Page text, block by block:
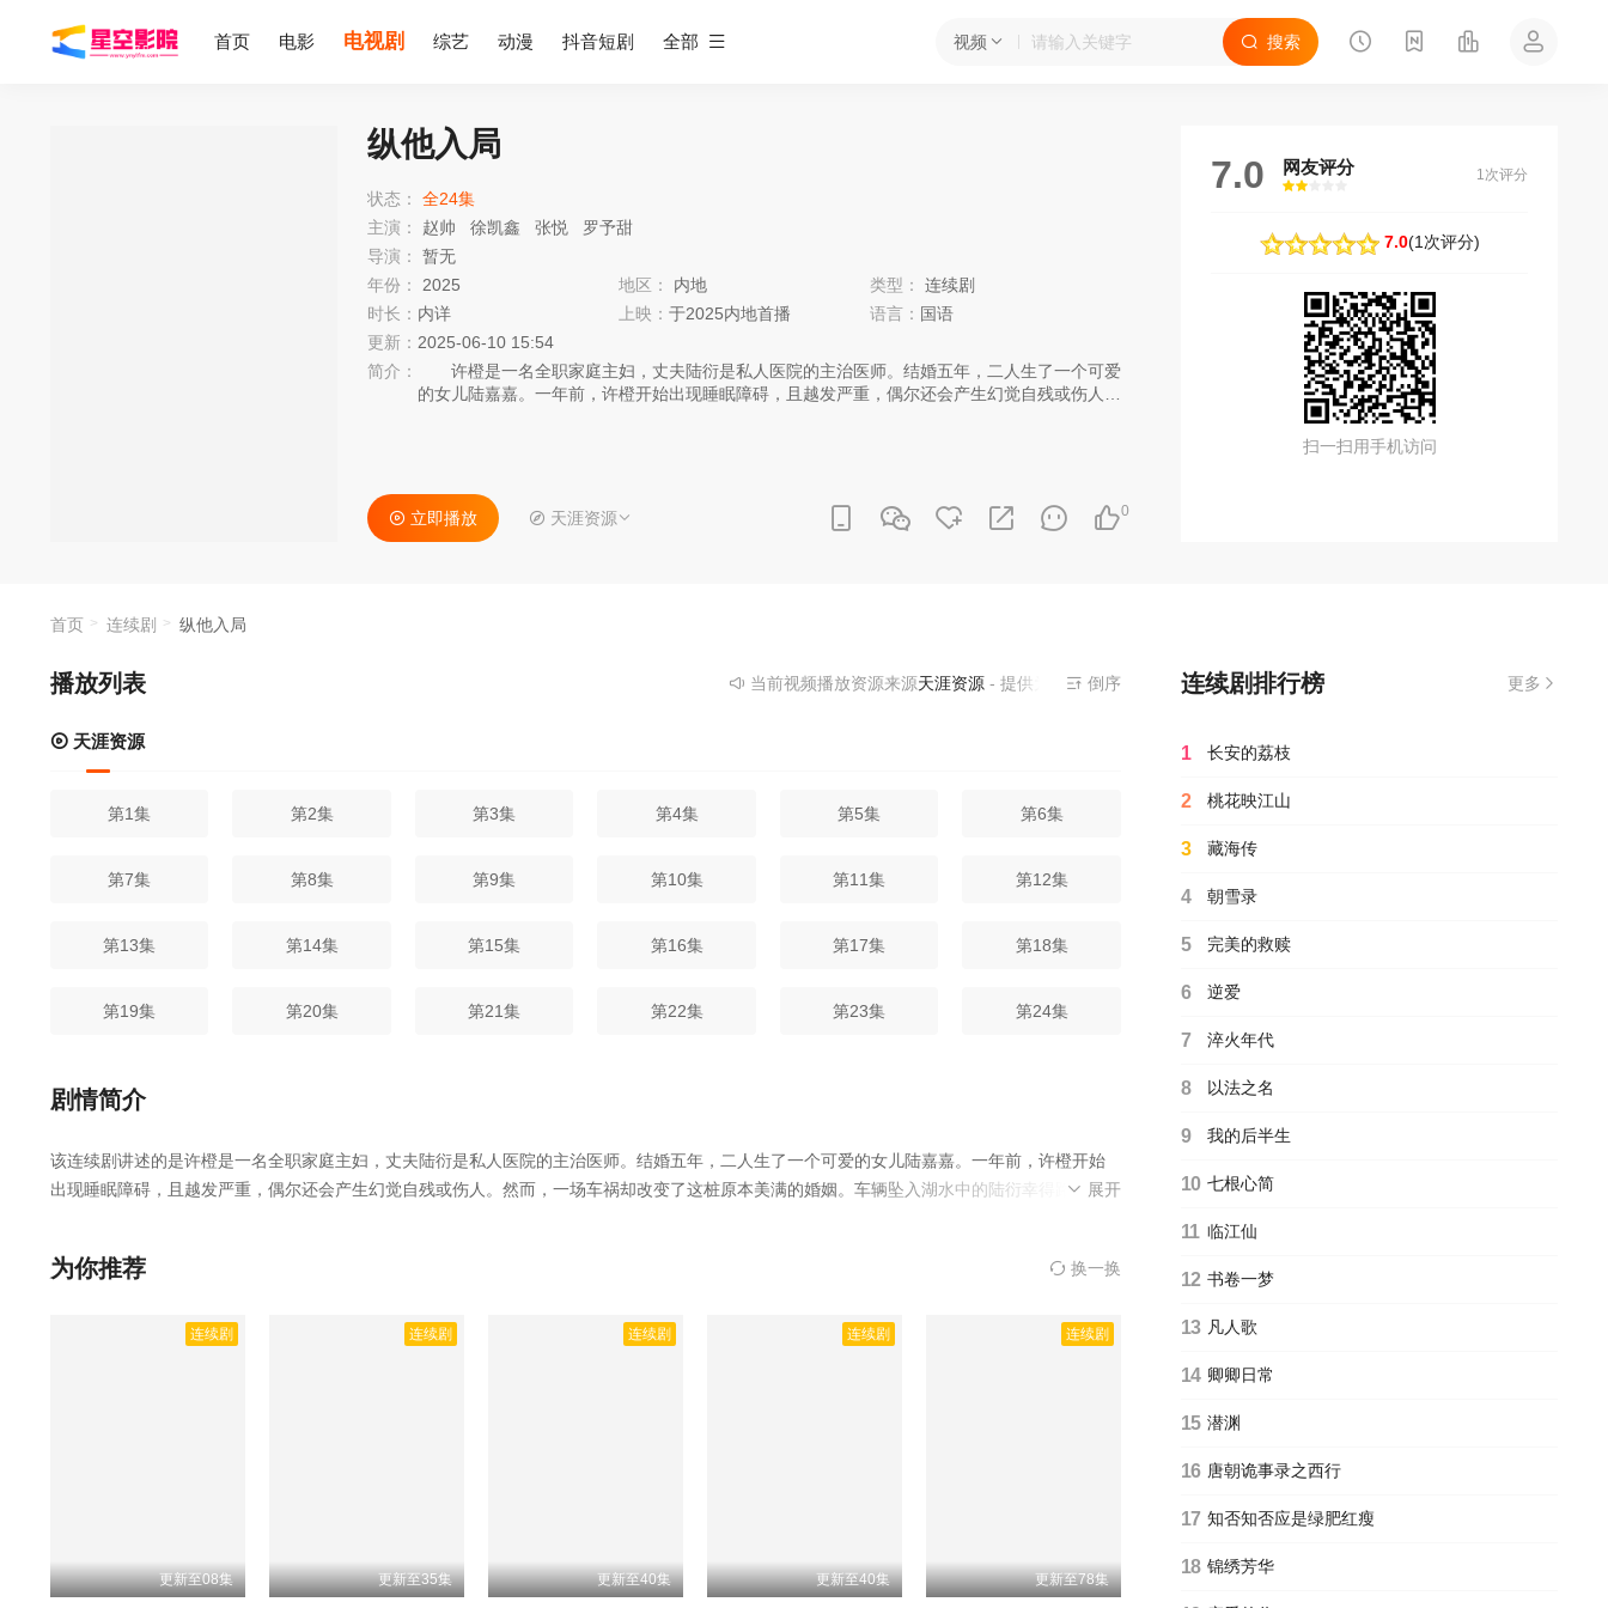
视频 搜索
首页 电影 电视剧 综艺 动漫 抖音短剧 全部
纵他入局
状态：
全24集
主演：
赵帅 徐凯鑫 张悦
罗予甜
导演：
暂无
年份：
2025 地区： 内地 类型：
连续剧
时长： 内详 上映： 于2025内地首播 语言： 国语
更新： 2025-06-10 15:54
简介：
许橙是一名全职家庭主妇，丈夫陆衍是私人医院的主治医师。结婚五年，二人生了一个可爱
的女儿陆嘉嘉。一年前，许橙开始出现睡眠障碍，且越发严重，偶尔还会产生幻觉自残或伤人。
0
立即播放 天涯资源
7.0 网友评分
很差
较差还行推荐力荐
1次评分
7.0(1次评分)
扫一扫用手机访问
首页 连续剧 纵他入局
播放列表 当前视频播放资源来源天涯资源- 提供为您免费在线观看播放纵他入局电视剧全集完整版,无需安装播放器
倒序
天涯资源
第1集 第2集 第3集 第4集 第5集 第6集
第7集 第8集 第9集 第10集 第11集 第12集
第13集 第14集 第15集 第16集 第17集 第18集
第19集 第20集 第21集 第22集 第23集 第24集
剧情简介
该连续剧讲述的是许橙是一名全职家庭主妇，丈夫陆衍是私人医院的主治医师。结婚五年，二人生了一个可爱的女儿陆嘉嘉。一年前，许橙开始
出现睡眠障碍，且越发严重，偶尔还会产生幻觉自残或伤人。然而，一场车祸却改变了这桩原本美满的婚姻。车辆坠入湖水中的陆衍幸得路人救展开
为你推荐 换一换
连续剧
更新至08集
连续剧
更新至35集
连续剧
更新至40集
连续剧
更新至40集
连续剧
更新至78集
连续剧排行榜 更多
1 长安的荔枝
2 桃花映江山
3 藏海传
4 朝雪录
5 完美的救赎
6 逆爱
7 淬火年代
8 以法之名
9 我的后半生
10 七根心简
11 临江仙
12 书卷一梦
13 凡人歌
14 卿卿日常
15 潜渊
16 唐朝诡事录之西行
17 知否知否应是绿肥红瘦
18 锦绣芳华